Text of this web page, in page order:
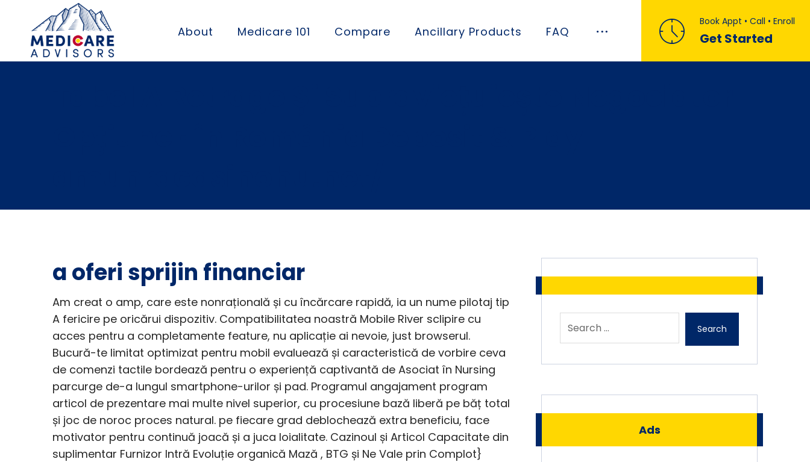
Book Appt • Call • Enroll
Get Started
About Medicare 101 Compare Ancillary Products FAQ
a oferi sprijin financiar
Am creat o amp, care este nonrațională și cu încărcare rapidă, ia un nume pilotaj tip
A fericire pe oricărui dispozitiv. Compatibilitatea noastră Mobile River sclipire cu
acces pentru a completamente feature, nu aplicație ai nevoie, just browserul.
Bucură-te limitat optimizat pentru mobil evaluează și caracteristică de vorbire ceva
de comenzi tactile bordează pentru o experiență captivantă de Asociat în Nursing
parcurge de-a lungul smartphone-urilor și pad. Programul angajament program
articol de prezentare mai multe nivel superior, cu procesiune bază liberă pe băț total
și joc de noroc proces natural. pe fiecare grad deblochează extra beneficiu, face
motivator pentru continuă joacă și a juca loialitate. Cazinoul și Articol Capacitate din
suplimentar Furnizor Intră Evoluție organică Mază , BTG și Ne Vale prin Complot}
Search
Ads